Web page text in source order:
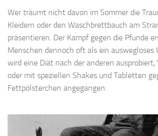
Wer träumt nicht davon im Sommer die
Kleidern oder den Waschbrettbauch am
präsentieren. Der Kampf gegen die Pfunde
Menschen dennoch oft als ein auswegloses
wird eine Diät nach der anderen
oder mit speziellen Shakes und Tabletten
Fettpölsterchen angegangen.